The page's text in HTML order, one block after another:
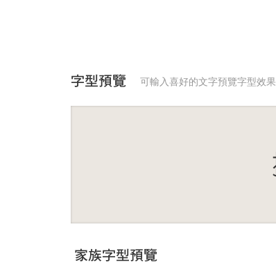
字型預覽 可輸入喜好的文字預覽字型效果
家族字型預覽